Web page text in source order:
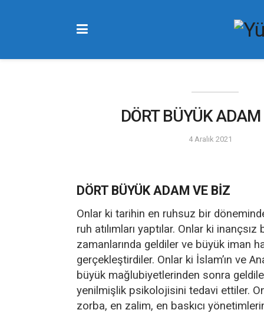
DÖRT BÜYÜK
4 Aralık 2021
DÖRT BÜYÜK ADAM VE BİZ
Onlar ki tarihin en ruhsuz bir
ruh atılımları yaptılar. Onlar ki
zamanlarında geldiler ve büyük iman
gerçekleştirdiler. Onlar ki İslam’ın ve
büyük mağlubiyetlerinden sonra
yenilmişlik psikolojisini tedavi ettiler.
zorba, en zalim, en baskıcı